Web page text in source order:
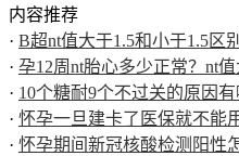
内容推荐
· B超nt值大于1.5和小于1.5区
· 孕12周nt胎心多少正常？nt
· 10个糖耐9个不过关的原因
· 怀孕一旦建卡了医保就不能
· 怀孕期间新冠核酸检测阳性